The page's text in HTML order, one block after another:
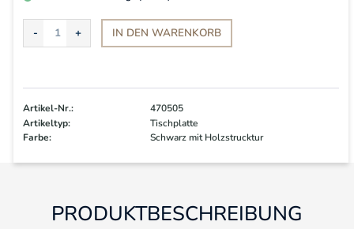
IN DEN WARENKORB
Artikel-Nr.:
470505
Artikeltyp:
Tischplatte
Farbe:
Schwarz mit Holzstrucktur
PRODUKTBESCHREIBUNG